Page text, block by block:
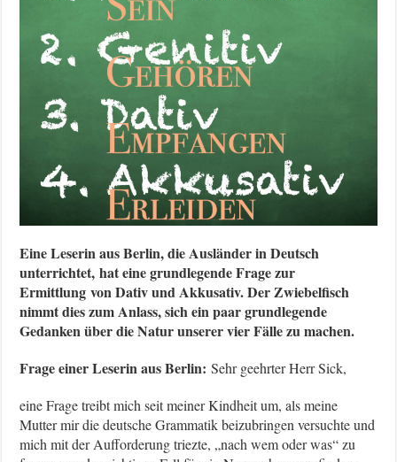
Eine Leserin aus Berlin, die Ausländer in Deutsch
unterrichtet, hat eine grundlegende Frage zur
Ermittlung von Dativ und Akkusativ. Der Zwiebelfisch
nimmt dies zum Anlass, sich ein paar grundlegende
Gedanken über die Natur unserer vier Fälle zu machen.
Frage einer Leserin aus Berlin:Sehr geehrter Herr Sick,
eine Frage treibt mich seit meiner Kindheit um, als meine
Mutter mir die deutsche Grammatik beizubringen versuchte und
mich mit der Aufforderung triezte, „nach wem oder was“ zu